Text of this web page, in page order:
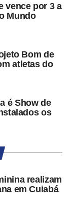
vence por 3 a
Mundo
Bom de
atletas do
é Show de
os
realizam
em Cuiabá